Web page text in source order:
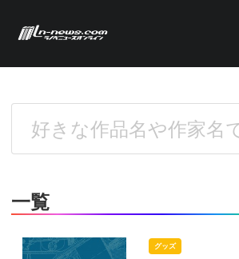
一覧
グッズ